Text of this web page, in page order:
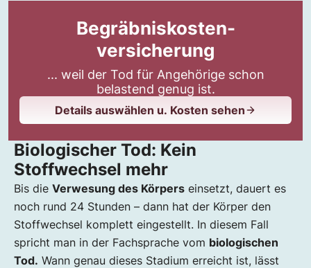
Begräbniskosten-
versicherung
... weil der Tod für Angehörige schon
belastend genug ist.
Details auswählen u. Kosten sehen
Biologischer Tod: Kein
Stoffwechsel mehr
Bis die Verwesung des Körpers einsetzt, dauert es
noch rund 24 Stunden – dann hat der Körper den
Stoffwechsel komplett eingestellt. In diesem Fall
spricht man in der Fachsprache vom biologischen
Tod. Wann genau dieses Stadium erreicht ist, lässt